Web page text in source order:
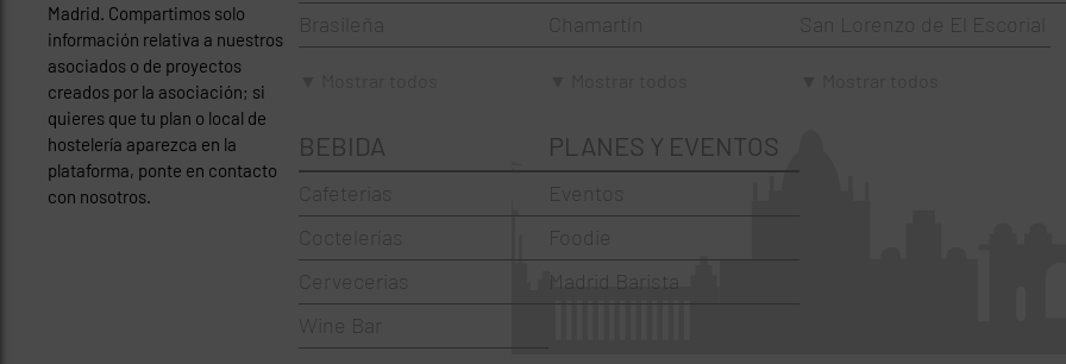
Madrid. Compartimos solo
información relativa a nuestros
asociados o de proyectos
creados por la asociación; si
quieres que tu plan o local de
hostelería aparezca en la
plataforma, ponte en contacto
con nosotros.
Brasileña
Cervecerías
Chinos
Coctelerías
Española
Francesa
BEBIDA
Cafeterias
Coctelerías
Cervecerias
Wine Bar
Chamartín
Fuencarral-El Pardo
Hortaleza
La Latina
Moncloa-Aravaca
PLANES Y EVENTOS
Eventos
Foodie
Madrid Barista
San Lorenzo de El Escorial